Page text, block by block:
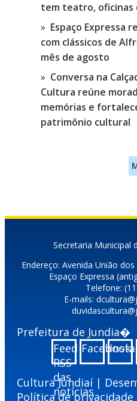
tem teatro, oficinas
Espaço Expressa
com clássicos de
mês de agosto
Conversa na
Cultura reúne
memórias e
patrimônio cultural
Secretaria Municipal
Endereço: Avenida União
Espaço Expressa
Telefone:
E-mails:
Prefeitura de Jundia�
Feed
RSS
das
notícias
Facebook
Cultura Jundiaí |
Política de privacidade